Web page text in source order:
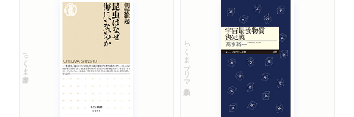
ちくま新書 ちくまプリマー新書